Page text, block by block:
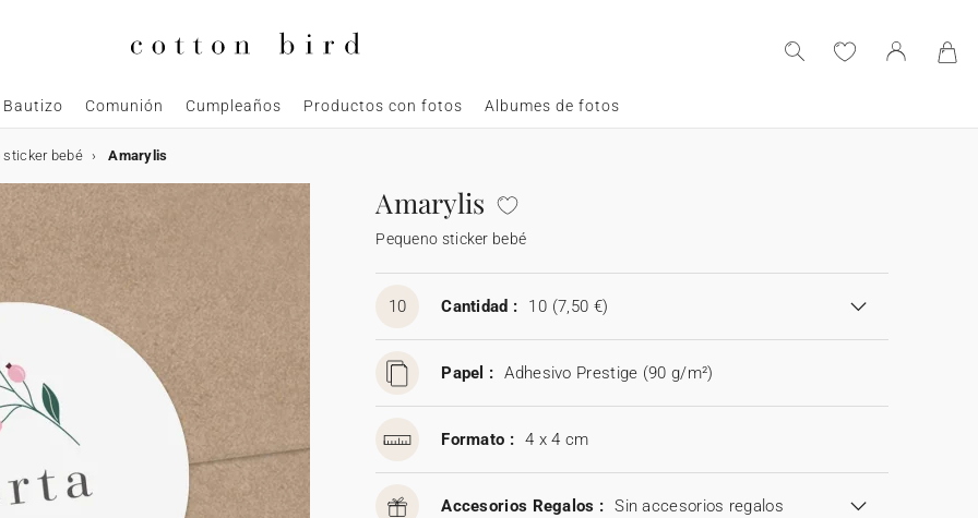
Bautizo Comunión Cumpleaños Productos con fotos Albumes de fotos
sticker bebé Amarylis
Amarylis
Pequeno sticker bebé
10 Cantidad : 10 (7,50 €)
Papel : Adhesivo Prestige (90 g/m²)
Formato : 4 x 4 cm
Accesorios Regalos : Sin accesorios regalos